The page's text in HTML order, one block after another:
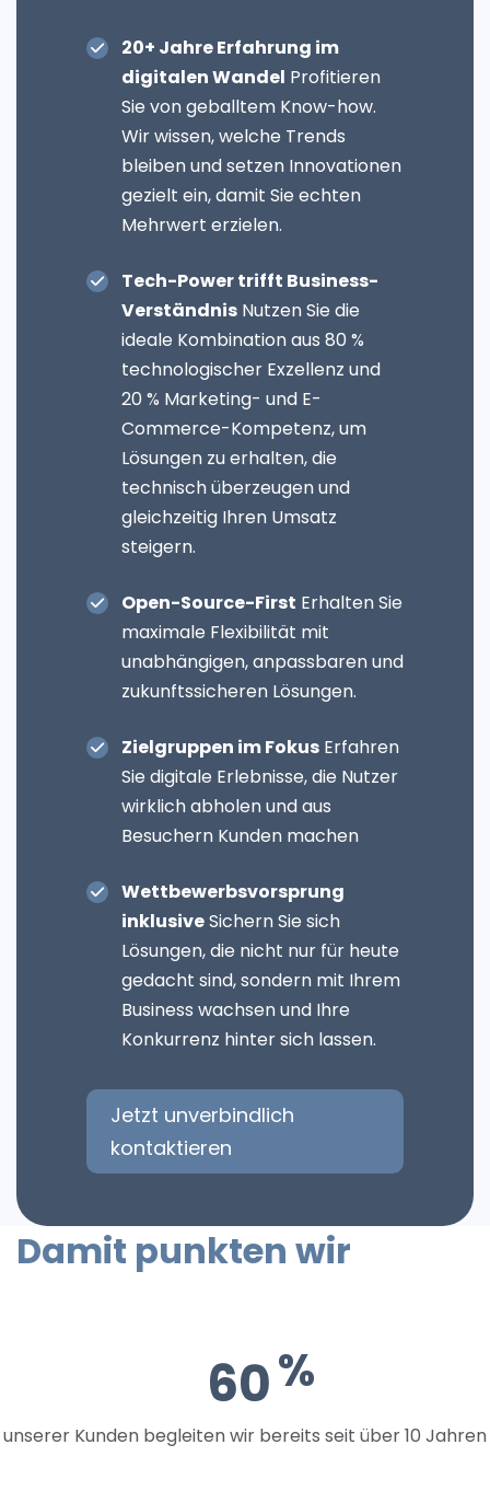
20+ Jahre Erfahrung im
digitalen Wandel Profitieren
Sie von geballtem Know-how.
Wir wissen, welche Trends
bleiben und setzen Innovationen
gezielt ein, damit Sie echten
Mehrwert erzielen.
Tech-Power trifft Business-
Verständnis Nutzen Sie die
ideale Kombination aus 80 %
technologischer Exzellenz und
20 % Marketing- und E-
Commerce-Kompetenz, um
Lösungen zu erhalten, die
technisch überzeugen und
gleichzeitig Ihren Umsatz
steigern.
Open-Source-First Erhalten Sie
maximale Flexibilität mit
unabhängigen, anpassbaren und
zukunftssicheren Lösungen.
Zielgruppen im Fokus Erfahren
Sie digitale Erlebnisse, die Nutzer
wirklich abholen und aus
Besuchern Kunden machen
Wettbewerbsvorsprung
inklusiveSichern Sie sich
Lösungen, die nicht nur für heute
gedacht sind, sondern mit Ihrem
Business wachsen und Ihre
Konkurrenz hinter sich lassen.
Jetzt unverbindlich
kontaktieren
Damit punkten wir
60
unserer Kunden begleiten wir bereits seit über 10 Jahren